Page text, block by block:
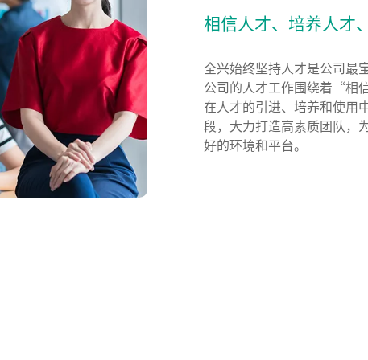
相信人才、培养人才
全兴始终坚持人才是公司最
公司的人才工作围绕着“相
在人才的引进、培养和使用
段，大力打造高素质团队，
好的环境和平台。